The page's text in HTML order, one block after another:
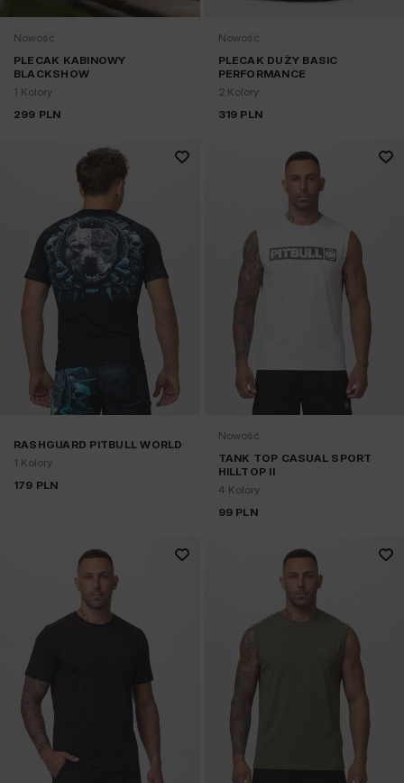
Nowość
PLECAK KABINOWY
BLACKSHOW
1 Kolory
299 PLN
Nowość
PLECAK DUŻY BASIC
PERFORMANCE
2 Kolory
319 PLN
RASHGUARD PITBULL WORLD
1 Kolory
179 PLN
Nowość
TANK TOP CASUAL SPORT
HILLTOP II
4 Kolory
99 PLN